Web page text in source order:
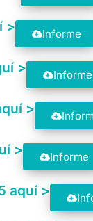
> Informe
> Informe
>
> Informe
aquí >